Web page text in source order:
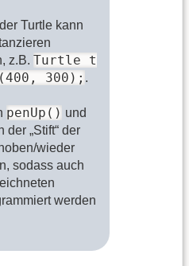
Turtle kann
z.B. Turtle t
300); .
penUp() und
der „Stift“ der
wieder
sodass auch
werden